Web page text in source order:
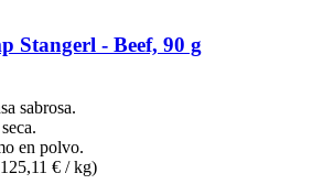
Stangerl -​ Beef, 90 g
sabrosa.
en polvo.
€ / kg)